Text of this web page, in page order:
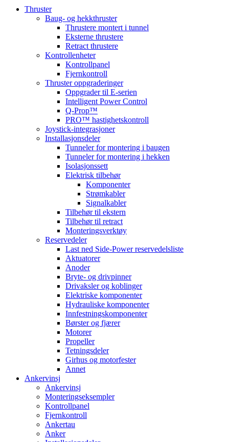
Thruster
Baug- og hekkthruster
Thrustere montert i tunnel
Eksterne thrustere
Retract thrustere
Kontrollenheter
Kontrollpanel
Fjernkontroll
Thruster oppgraderinger
Oppgrader til E-serien
Intelligent Power Control
Q-Prop™
PRO™ hastighetskontroll
Joystick-integrasjoner
Installasjonsdeler
Tunneler for montering i baugen
Tunneler for montering i hekken
Isolasjonssett
Elektrisk tilbehør
Komponenter
Strømkabler
Signalkabler
Tilbehør til ekstern
Tilbehør til retract
Monteringsverktøy
Reservedeler
Last ned Side-Power reservedelsliste
Aktuatorer
Anoder
Bryte- og drivpinner
Drivaksler og koblinger
Elektriske komponenter
Hydrauliske komponenter
Innfestningskomponenter
Børster og fjærer
Motorer
Propeller
Tetningsdeler
Girhus og motorfester
Annet
Ankervinsj
Ankervinsj
Monteringseksempler
Kontrollpanel
Fjernkontroll
Ankertau
Anker